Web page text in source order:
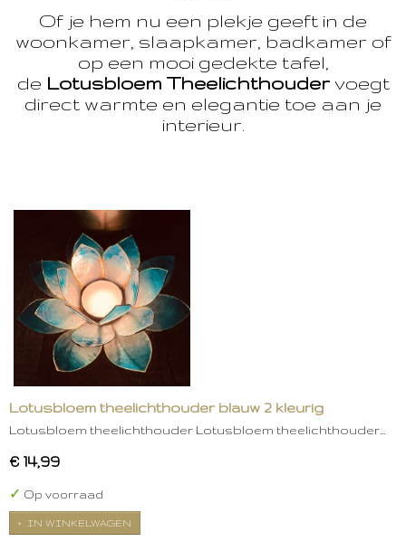
Of je hem nu een plekje geeft in de
woonkamer, slaapkamer, badkamer of
op een mooi gedekte tafel,
de Lotusbloem Theelichthoudervoegt
direct warmte en elegantie toe aan je
interieur.
Lotusbloem theelichthouder blauw 2 kleurig
Lotusbloem theelichthouder Lotusbloem theelichthouder…
€ 14,99
✓ Op voorraad
IN WINKELWAGEN